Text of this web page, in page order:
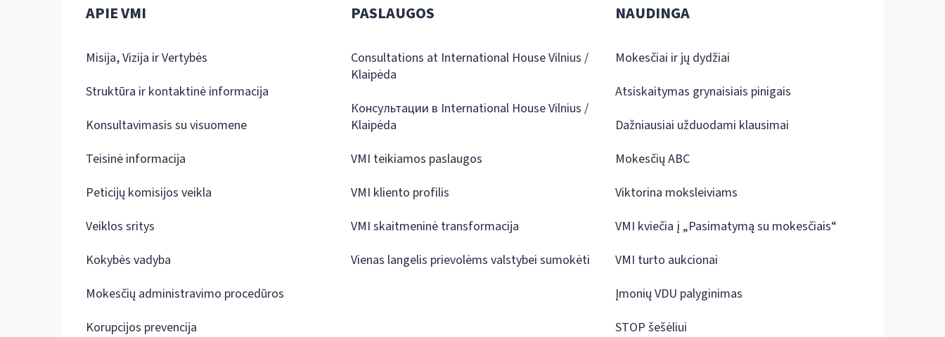
APIE VMI
Misija, Vizija ir Vertybės
Struktūra ir kontaktinė informacija
Konsultavimasis su visuomene
Teisinė informacija
Peticijų komisijos veikla
Veiklos sritys
Kokybės vadyba
Mokesčių administravimo procedūros
Korupcijos prevencija
PASLAUGOS
Consultations at International House Vilnius /
Klaipėda
Консультации в International House Vilnius /
Klaipėda
VMI teikiamos paslaugos
VMI kliento profilis
VMI skaitmeninė transformacija
Vienas langelis prievolėms valstybei sumokėti
NAUDINGA
Mokesčiai ir jų dydžiai
Atsiskaitymas grynaisiais pinigais
Dažniausiai užduodami klausimai
Mokesčių ABC
Viktorina moksleiviams
VMI kviečia į „Pasimatymą su mokesčiais“
VMI turto aukcionai
Įmonių VDU palyginimas
STOP šešėliui